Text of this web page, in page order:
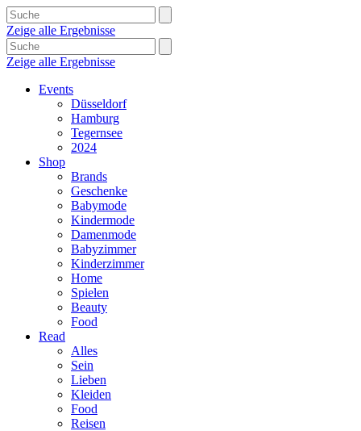
Zeige alle Ergebnisse
Zeige alle Ergebnisse
Events
Düsseldorf
Hamburg
Tegernsee
2024
Shop
Brands
Geschenke
Babymode
Kindermode
Damenmode
Babyzimmer
Kinderzimmer
Home
Spielen
Beauty
Food
Read
Alles
Sein
Lieben
Kleiden
Food
Reisen